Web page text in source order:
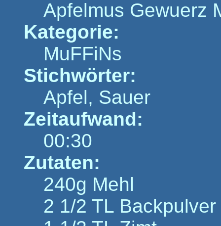
Apfelmus Gewuerz
Kategorie:
MuFFiNs
Stichwörter:
Apfel, Sauer
Zeitaufwand:
00:30
Zutaten:
240g Mehl
2 1/2 TL Backpulver